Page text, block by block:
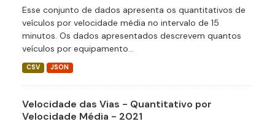
Esse conjunto de dados apresenta os quantitativos de
veículos por velocidade média no intervalo de 15
minutos. Os dados apresentados descrevem quantos
veículos por equipamento...
CSV JSON
Velocidade das Vias - Quantitativo por
Velocidade Média - 2021